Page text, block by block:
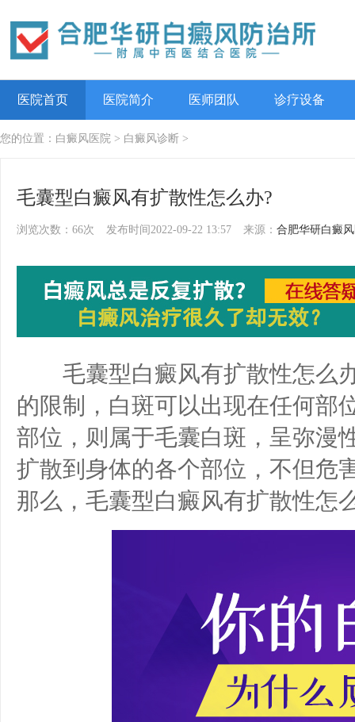
医院首页 医院简介 医师团队 诊疗设备
您的位置： 白癜风医院 > 白癜风诊断 >
毛囊型白癜风有扩散性怎么办?
浏览次数：66次 发布时间2022-09-22 13:57 来源： 合肥华研白癜
毛囊型白癜风有扩散性怎么
的限制，白斑可以出现在任何部
部位，则属于毛囊白斑，呈弥漫
扩散到身体的各个部位，不但危
那么，毛囊型白癜风有扩散性怎